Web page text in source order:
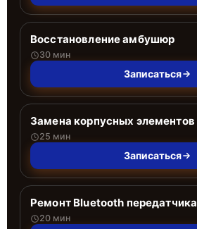
Восстановление амбушюр
30 мин
Записаться
Замена корпусных элементов
25 мин
Записаться
Ремонт Bluetooth передатчика
20 мин